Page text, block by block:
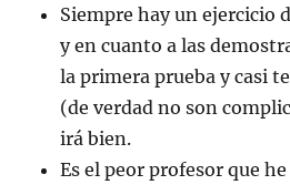
Siempre hay un ejercicio
y en cuanto a las
la primera prueba y casi
(de verdad no son
irá bien.
Es el peor profesor que